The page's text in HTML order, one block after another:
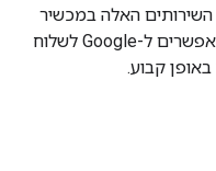
השירותים האלה במכשיר
משולבים עם רכיבים מבוססי-ענן שמאפשרים ל-Google לשלוח
באופן קבוע.